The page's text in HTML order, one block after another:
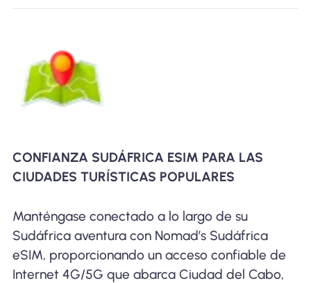
CONFIANZA SUDÁFRICA ESIM PARA LAS
CIUDADES TURÍSTICAS POPULARES
Manténgase conectado a lo largo de su
Sudáfrica aventura con Nomad’s Sudáfrica
eSIM, proporcionando un acceso confiable de
Internet 4G/5G que abarca Ciudad del Cabo,